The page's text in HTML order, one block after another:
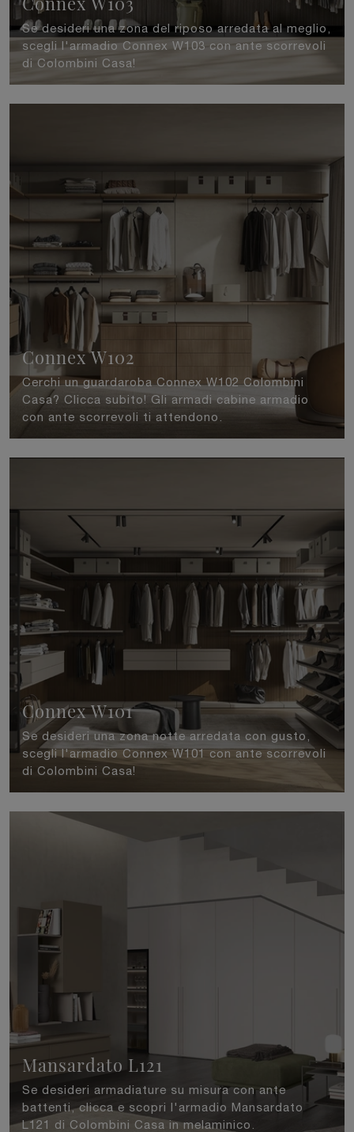
Se desideri una zona del riposo arredata al meglio,
scegli l'armadio Connex W103 con ante scorrevoli
di Colombini Casa!
Connex W102
Cerchi un guardaroba Connex W102 Colombini
Casa? Clicca subito! Gli armadi cabine armadio
con ante scorrevoli ti attendono.
Connex W101
Se desideri una zona notte arredata con gusto,
scegli l'armadio Connex W101 con ante scorrevoli
di Colombini Casa!
Mansardato L121
Se desideri armadiature su misura con ante
battenti, clicca e scopri l'armadio Mansardato
L121 di Colombini Casa in melaminico.